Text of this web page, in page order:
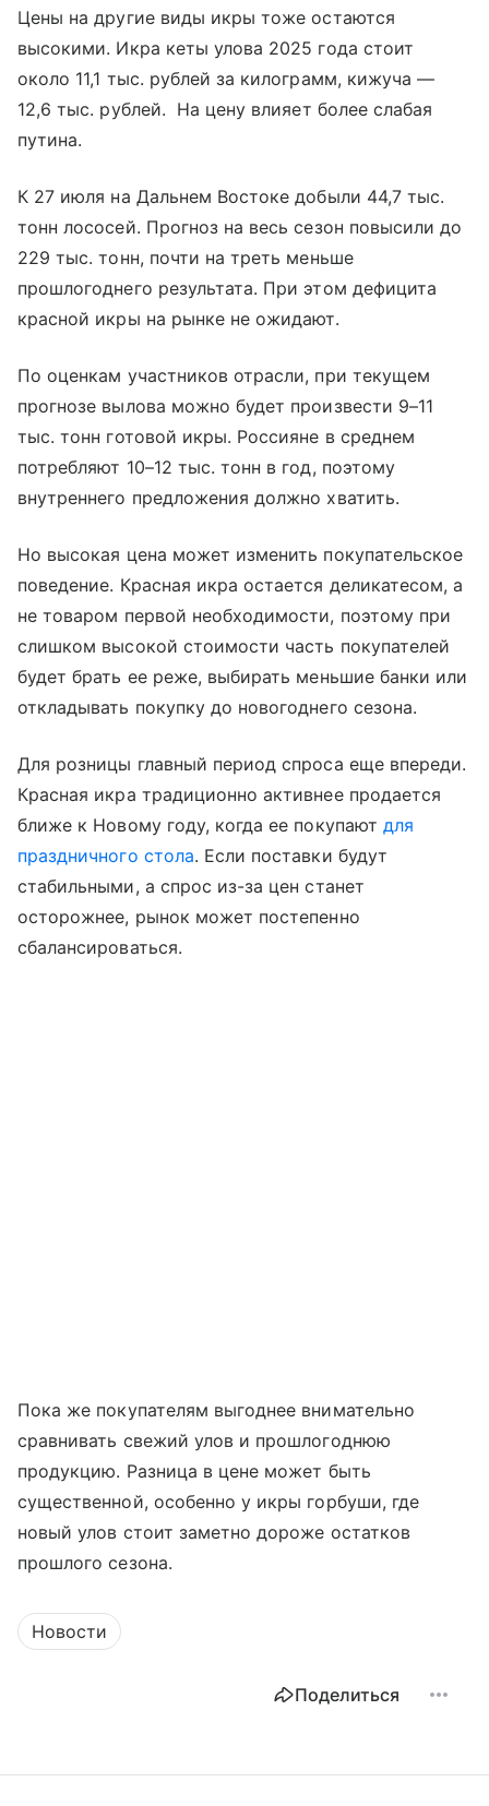
Цены на другие виды икры тоже остаются
высокими. Икра кеты улова 2025 года стоит
около 11,1 тыс. рублей за килограмм, кижуча —
12,6 тыс. рублей. На цену влияет более слабая
путина.
К 27 июля на Дальнем Востоке добыли 44,7 тыс.
тонн лососей. Прогноз на весь сезон повысили до
229 тыс. тонн, почти на треть меньше
прошлогоднего результата. При этом дефицита
красной икры на рынке не ожидают.
По оценкам участников отрасли, при текущем
прогнозе вылова можно будет произвести 9–11
тыс. тонн готовой икры. Россияне в среднем
потребляют 10–12 тыс. тонн в год, поэтому
внутреннего предложения должно хватить.
Но высокая цена может изменить покупательское
поведение. Красная икра остается деликатесом, а
не товаром первой необходимости, поэтому при
слишком высокой стоимости часть покупателей
будет брать ее реже, выбирать меньшие банки или
откладывать покупку до новогоднего сезона.
Для розницы главный период спроса еще впереди.
Красная икра традиционно активнее продается
ближе к Новому году, когда ее покупают для
праздничного стола. Если поставки будут
стабильными, а спрос из-за цен станет
осторожнее, рынок может постепенно
сбалансироваться.
Пока же покупателям выгоднее внимательно
сравнивать свежий улов и прошлогоднюю
продукцию. Разница в цене может быть
существенной, особенно у икры горбуши, где
новый улов стоит заметно дороже остатков
прошлого сезона.
Новости
Поделиться